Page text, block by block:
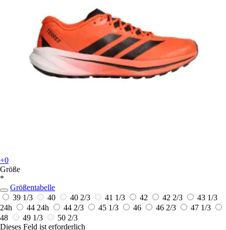
+0
Größe
*
Größentabelle
39 1/3
40 40 2/3 41 1/3 42 42 2/3
43 1/3
24h
44 24h 44 2/3 45 1/3 46 46 2/3
47 1/3
48
49 1/3
50 2/3
Dieses Feld ist erforderlich